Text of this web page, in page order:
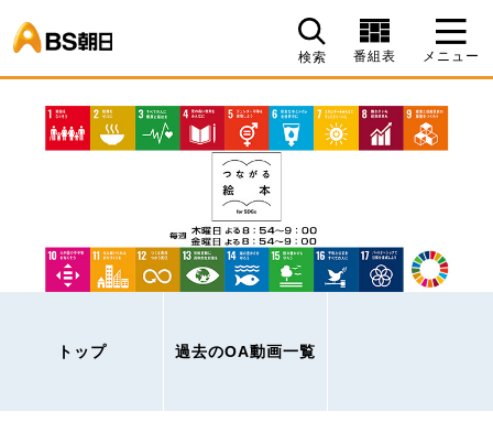
検索 番組表 メニュー
トップ 過去のOA動画一覧